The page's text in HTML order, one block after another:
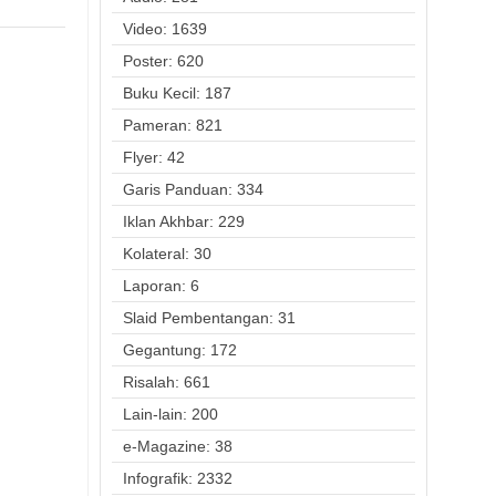
Video: 1639
Poster: 620
Buku Kecil: 187
Pameran: 821
Flyer: 42
Garis Panduan: 334
Iklan Akhbar: 229
Kolateral: 30
Laporan: 6
Slaid Pembentangan: 31
Gegantung: 172
Risalah: 661
Lain-lain: 200
e-Magazine: 38
Infografik: 2332